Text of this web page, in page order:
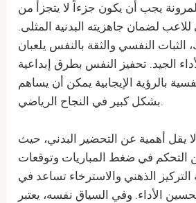
يجب أن يكون جزءاً لا يتجزأ من
للاعب لضمان جاهزيته البدنية المثلى.
الثبات النفسي والثقة بالنفس يلعبان
الجيد. تحفيز النفس بطرق إبداعية
بالرؤية الإيجابية يمكن أن يساهم
بشكل كبير في النجاح الرياضي.
يقل أهمية عن التحضير البدني، حيث
التحكم في ضغط المباريات وتوقعات
التركيز الذهني والاسترخاء تساعد في
الأداء. وفي السياق نفسه، يعتبر